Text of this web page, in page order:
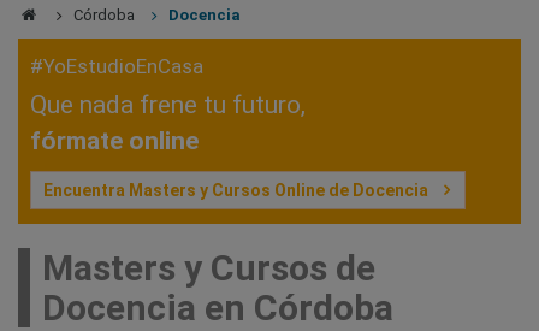
Córdoba Docencia
#YoEstudioEnCasa
Que nada frene tu futuro,
fórmate online
Encuentra Masters y Cursos Online de Docencia
Masters y Cursos de
Docencia en Córdoba